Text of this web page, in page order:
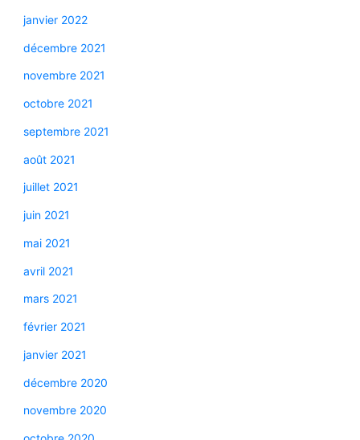
janvier 2022
décembre 2021
novembre 2021
octobre 2021
septembre 2021
août 2021
juillet 2021
juin 2021
mai 2021
avril 2021
mars 2021
février 2021
janvier 2021
décembre 2020
novembre 2020